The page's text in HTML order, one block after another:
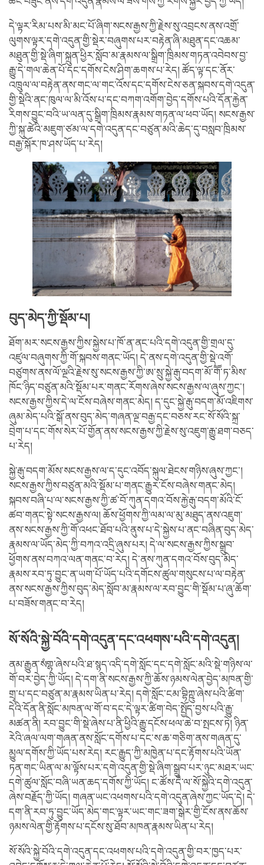
དེ་ལྟར་རིམ་པས་མི་མང་པོ་ཞིག་སངས་རྒྱས་ཀྱི་རྗེས་སུ་འབྲངས་ནས་འགྲོ་
ལུགས་ལྟར་དགེ་འདུན་གྱི་སྡེར་བཞུགས་པར་བརྟེན་ཞི་མཐུན་དང་འཆམ་
མཐུན་གྱི་སྡེ་ཞིག་སྐྲུན་ཕྱིར་སློབ་མ་རྣམས་ལ་སྒྲིག་ཁྲིམས་གཏན་འབེབས་བྱ་
རྒྱུ་དེ་གལ་ཆེན་པོ་དང་དགོས་ངེས་ཤིག་ཆགས་པ་རེད། ཚོད་ལྟ་དང་ནོར་
འཁྲུལ་ལ་བརྟེན་ནས་གང་ལ་གང་འོས་དང་དགོས་ངེས་ཅན་སྐབས་དགེ་འདུན་
གྱི་སྡེའི་ནང་ཁུལ་ལ་མི་འོས་པ་དང་བཀག་འགོག་བྱེད་དགོས་པའི་དོན་རྐྱེན་
རིགས་བྱུང་བའི་ཡ་ལན་དུ་སྒྲིག་ཁྲིམས་རྣམས་གཏན་ལ་ཕབ་ཡོད། སངས་རྒྱས་
ཀྱི་སྐུ་ཚེའི་མཇུག་ཙམ་ལ་དགེ་འདུན་དང་བཙུན་མའི་ཆེད་དུ་བསླབ་ཁྲིམས་
བརྒྱ་སྐོར་ཁ་ཤས་ཡོད་པ་རེད།
བུད་མེད་ཀྱི་སྡོམ་པ།
ཐོག་མར་སངས་རྒྱས་ཀྱིས་སྐྱེས་པ་ཁོ་ན་ནང་པའི་དགེ་འདུན་གྱི་གྲལ་དུ་
འཛུལ་བཞུགས་ཀྱི་གོ་སྐབས་གནང་ཡོད། དེ་ནས་དགེ་འདུན་གྱི་སྡེ་འགོ་
བཙུགས་ནས་ལོ་ལྔའི་རྗེས་སུ་སངས་རྒྱས་ཀྱི་ཨ་སྲུ་སྐྱེ་རྒུ་བདག་མོ་གཽ་ཏ་མིས་
ཁོང་ཉིད་བཙུན་མའི་སྡོམ་པར་གནང་རོགས་ཞེས་སངས་རྒྱས་ལ་ཞུས་ཀྱང་།
སངས་རྒྱས་ཀྱིས་དེ་ལ་ངོས་བཞེས་གནང་མེད། ད་དུང་སྐྱེ་རྒུ་བདག་མོ་འཇིགས་
ཞུམ་མེད་པའི་སྒོ་ནས་བུད་མེད་གཞན་ལྔ་བརྒྱ་དང་བཅས་རང་སོ་སོའི་སྐྲ་
བྲེག་པ་དང་གོས་སེར་པོ་གྱོན་ནས་སངས་རྒྱས་ཀྱི་རྗེས་སུ་འཇུག་རྒྱུ་ཐག་བཅད་
པ་རེད།
སྐྱེ་རྒུ་བདག་མོས་སངས་རྒྱས་ལ་ད་དུང་འབོད་སྐུལ་ཐེངས་གཉིས་ཞུས་ཀྱང་།
སངས་རྒྱས་ཀྱིས་བཙུན་མའི་སྡོམ་པ་གནང་རྒྱུར་ངོས་བཞེས་གནང་མེད།
སྐབས་བཞི་པ་ལ་སངས་རྒྱས་ཀྱི་ཚ་བོ་ཀུན་དགའ་བོས་རྐྱེ་རྒུ་བདག་མོའི་ངོ་
ཚབ་གནང་སྟེ་སངས་རྒྱས་ལ། ཆོས་ཕྱོགས་ཀྱི་ལམ་ལ་མུ་མཐུད་ནས་འཇུག་
ནས་སངས་རྒྱས་ཀྱི་གོ་འཕང་ཐོབ་པའི་ནུས་པ་དེ་སྐྱེས་པ་ནང་བཞིན་བུད་མེད་
རྣམས་ལ་ཡོད་མེད་ཀྱི་བཀའ་འདྲི་ཞུས་པར། དེ་ལ་སངས་རྒྱས་ཀྱིས་སྒྲུབ་
ཕྱོགས་ནས་བཀའ་ལན་གནང་བ་རེད། དེ་ནས་ཀུན་དགའ་བོས་བུད་མེད་
རྣམས་རབ་ཏུ་བྱུང་ན་ཡག་པོ་ཡོད་པའི་དགོངས་ཚུལ་གསུངས་པ་ལ་བརྟེན་
ནས་སངས་རྒྱས་ཀྱིས་བུད་མེད་སློབ་མ་རྣམས་ལ་རབ་བྱུང་གི་སྡོམ་པ་ཞུ་ཆོག་
པ་བཟོས་གནང་བ་རེད།
སོ་སོའི་སྐྱེ་བོའི་དགེ་འདུན་དང་འཕགས་པའི་དགེ་འདུན།
ནམ་རྒྱུན་སཾགྷ་ཞེས་པའི་ཐ་སྙད་འདི་དགེ་སློང་དང་དགེ་སློང་མའི་སྡེ་གཉིས་ལ་
གོ་བར་བྱེད་ཀྱི་ཡོད། དེ་དག་ནི་སངས་རྒྱས་ཀྱི་ཆོས་ཉམས་ལེན་བྱེད་མཁན་གྱི་
གྲྭ་པ་དང་བཙུན་མ་རྣམས་ཡིན་པ་རེད། དགེ་སློང་ངམ་བྷིཀྵུ་ཞེས་པའི་ཚིག་
དེའི་དོན་ནི་སློང་མཁན་ལ་གོ་བ་དང་དེ་ལྟར་ཚིག་བེད་སྤྱོད་བྱས་པའི་རྒྱུ་
མཚན་ནི། རབ་བྱུང་གི་སྡེ་ཞེས་པ་ནི་ཕྱིའི་རྒྱུ་དངོས་ཕལ་ཆེ་བ་སྤངས་ཏེ། ཉིན་
རེའི་ཞལ་ལག་གཞན་ནས་སློང་དགོས་པ་དང་ས་ཆ་གཅིག་ནས་གཞན་དུ་
མྱུལ་དགོས་ཀྱི་ཡོད་པས་རེད། རང་རྒྱུད་ཀྱི་མཁྱེན་པ་དང་རྟོགས་པའི་ཡོན་
ཏན་གང་ཡིན་ལ་མ་ལྟོས་པར་དགེ་འདུན་གྱི་སྡེ་ཞིག་སྒྲུབ་པར་ཉུང་མཐར་ཡང་
དགེ་ཚུལ་སློང་བཞི་ཡན་ཆད་དགོས་ཀྱི་ཡོད། ང་ཚོས་དེ་ལ་སོ་སྐྱེའི་དགེ་འདུན་
ཞེས་བརྗོད་ཀྱི་ཡོད། གཞན་ཡང་འཕགས་པའི་དགེ་འདུན་ཞེས་ཀྱང་ཡོད་དེ། དེ་
དག་ནི་རབ་ཏུ་བྱུང་ཡོད་མེད་གང་ལྟར་ཡང་གང་ཟག་སྒེར་གྱི་ངོས་ནས་ཆོས་
ཉམས་ལེན་གྱི་རྟོགས་པ་དངོས་སུ་ཐོབ་མཁན་རྣམས་ཡིན་པ་རེད།
སོ་སོའི་སྐྱེ་བོའི་དགེ་འདུན་དང་འཕགས་པའི་དགེ་འདུན་གྱི་བར་ཁྱད་པར་